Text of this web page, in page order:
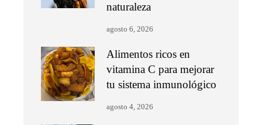
naturaleza
agosto 6, 2026
Alimentos ricos en
vitamina C para mejorar
tu sistema inmunológico
agosto 4, 2026